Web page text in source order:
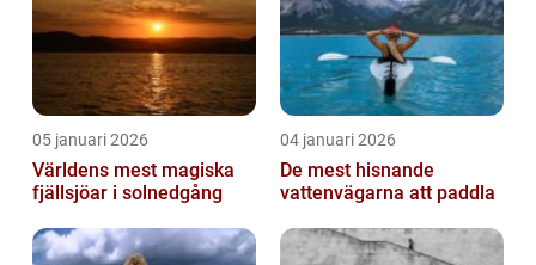
05 januari 2026
Världens mest magiska
fjällsjöar i solnedgång
04 januari 2026
De mest hisnande
vattenvägarna att paddla